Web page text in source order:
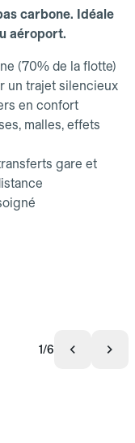
carbone. Idéale
aéroport.
(70% de la flotte)
un trajet silencieux
en confort
malles, effets
gare et
1/6